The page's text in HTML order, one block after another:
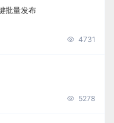
批量发布
4731
5278